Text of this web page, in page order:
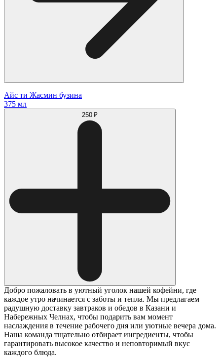
Айс ти Жасмин бузина
375 мл
250 ₽
Добро пожаловать в уютный уголок нашей кофейни, где
каждое утро начинается с заботы и тепла. Мы предлагаем
радушную доставку завтраков и обедов в Казани и
Набережных Челнах, чтобы подарить вам момент
наслаждения в течение рабочего дня или уютные вечера дома.
Наша команда тщательно отбирает ингредиенты, чтобы
гарантировать высокое качество и неповторимый вкус
каждого блюда.